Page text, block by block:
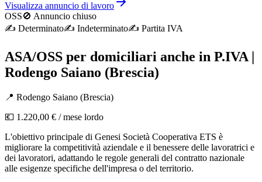
Visualizza annuncio di lavoro
OSS🚫 Annuncio chiuso
✍️ Determinato✍️ Indeterminato✍️ Partita IVA
ASA/OSS per domiciliari anche in P.IVA |
Rodengo Saiano (Brescia)
📍 Rodengo Saiano (Brescia)
💶 1.220,00 € / mese lordo
L'obiettivo principale di Genesi Società Cooperativa ETS è
migliorare la competitività aziendale e il benessere delle lavoratrici e
dei lavoratori, adattando le regole generali del contratto nazionale
alle esigenze specifiche dell'impresa o del territorio.